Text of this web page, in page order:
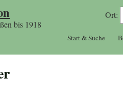
bis 1918
Ort:
Start & Suche